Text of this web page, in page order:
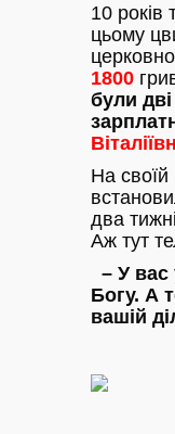
10
цьому
1800
були дві
На своїй
два
Аж тут
– У вас
Богу. А
вашій